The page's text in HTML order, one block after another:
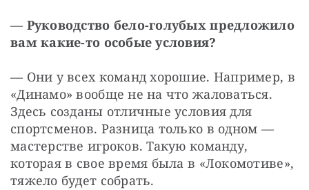
— Руководство бело-голубых предложило
вам какие-то особые условия?
— Они у всех команд хорошие. Например, в
«Динамо» вообще не на что жаловаться.
Здесь созданы отличные условия для
спортсменов. Разница только в одном —
мастерстве игроков. Такую команду,
которая в свое время была в «Локомотиве»,
тяжело будет собрать.